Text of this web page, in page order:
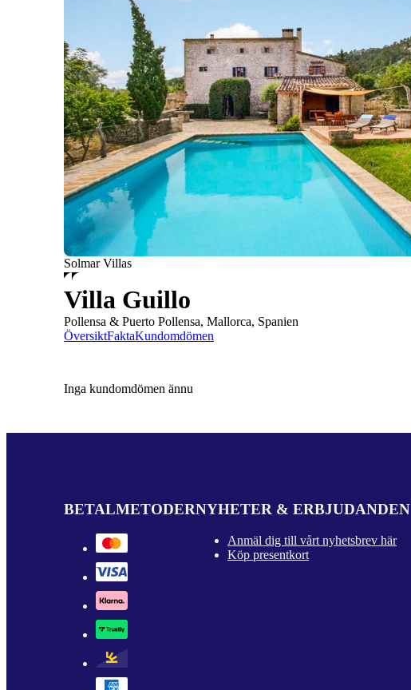
Solmar Villas
Villa Guillo
Pollensa & Puerto Pollensa, Mallorca, Spanien
ÖversiktFaktaKundomdömen
Inga kundomdömen ännu
BETALMETODERNYHETER & ERBJUDANDEN
Anmäl dig till vårt nyhetsbrev här
Köp presentkort